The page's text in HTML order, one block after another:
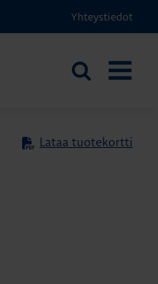
Yhteystiedot
Etsi
Lataa tuotekortti